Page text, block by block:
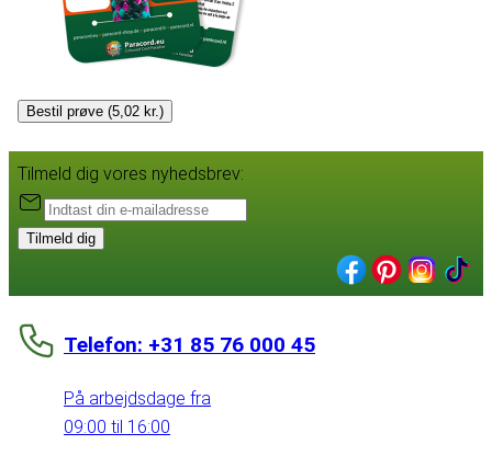
Bestil prøve (5,02 kr.)
Tilmeld dig vores nyhedsbrev:
Tilmeld dig
Telefon: +31 85 76 000 45
På arbejdsdage fra
09:00 til 16:00